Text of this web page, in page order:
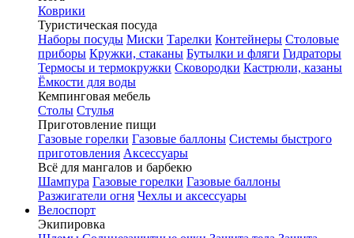
Коврики
Туристическая посуда
Наборы посуды Миски Тарелки Контейнеры Столовые
приборы Кружки, стаканы Бутылки и фляги Гидраторы
Термосы и термокружки Сковородки Кастрюли, казаны
Ёмкости для воды
Кемпинговая мебель
Столы Стулья
Приготовление пищи
Газовые горелки Газовые баллоны Системы быстрого
приготовления Аксессуары
Всё для мангалов и барбекю
Шампура Газовые горелки Газовые баллоны
Разжигатели огня Чехлы и аксессуары
Велоспорт
Экипировка